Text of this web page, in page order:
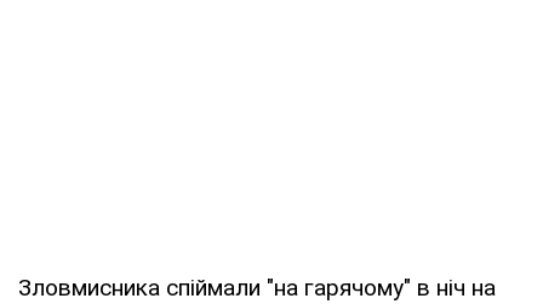
Зловмисника спіймали "на гарячому" в ніч на